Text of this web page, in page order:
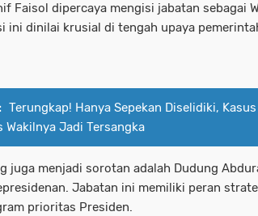
Faisol dipercaya mengisi jabatan sebagai
ini dinilai krusial di tengah upaya
Terungkap! Hanya Sepekan Diselidiki,
Wakilnya Jadi Tersangka
juga menjadi sorotan adalah Dudung
Jabatan ini memiliki peran
prioritas Presiden.